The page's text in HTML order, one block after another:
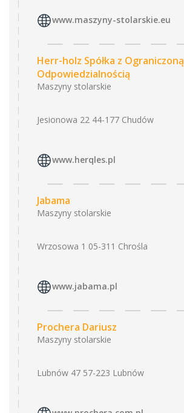
www.maszyny-stolarskie.eu
Herr-holz Spółka z Ograniczoną
Odpowiedzialnością
Maszyny stolarskie
Jesionowa 22 44-177 Chudów
www.herqles.pl
Jabama
Maszyny stolarskie
Wrzosowa 1 05-311 Chrośla
www.jabama.pl
Prochera Dariusz
Maszyny stolarskie
Lubnów 47 57-223 Lubnów